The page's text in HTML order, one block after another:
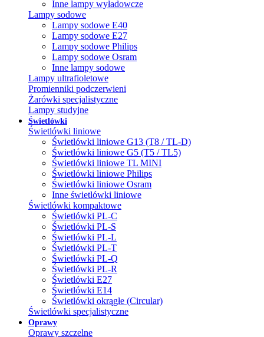
Inne lampy wyładowcze
Lampy sodowe
Lampy sodowe E40
Lampy sodowe E27
Lampy sodowe Philips
Lampy sodowe Osram
Inne lampy sodowe
Lampy ultrafioletowe
Promienniki podczerwieni
Żarówki specjalistyczne
Lampy studyjne
Świetlówki
Świetlówki liniowe
Świetlówki liniowe G13 (T8 / TL-D)
Świetlówki liniowe G5 (T5 / TL5)
Świetlówki liniowe TL MINI
Świetlówki liniowe Philips
Świetlówki liniowe Osram
Inne świetlówki liniowe
Świetlówki kompaktowe
Świetlówki PL-C
Świetlówki PL-S
Świetlówki PL-L
Świetlówki PL-T
Świetlówki PL-Q
Świetlówki PL-R
Świetlówki E27
Świetlówki E14
Świetlówki okrągłe (Circular)
Świetlówki specjalistyczne
Oprawy
Oprawy szczelne